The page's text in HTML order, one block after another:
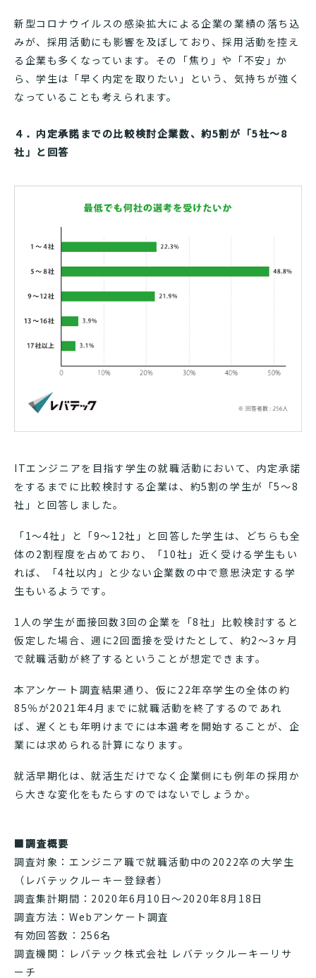
新型コロナウイルスの感染拡大による企業の業績の落ち込
みが、採用活動にも影響を及ぼしており、採用活動を控え
る企業も多くなっています。その「焦り」や「不安」か
ら、学生は「早く内定を取りたい」という、気持ちが強く
なっていることも考えられます。
４．内定承諾までの比較検討企業数、約5割が「5社〜8
社」と回答
ITエンジニアを目指す学生の就職活動において、内定承諾
をするまでに比較検討する企業は、約5割の学生が「5～8
社」と回答しました。
「1～4社」と「9～12社」と回答した学生は、どちらも全
体の2割程度を占めており、「10社」近く受ける学生もい
れば、「4社以内」と少ない企業数の中で意思決定する学
生もいるようです。
1人の学生が面接回数3回の企業を「8社」比較検討すると
仮定した場合、週に2回面接を受けたとして、約2～3ヶ月
で就職活動が終了するということが想定できます。
本アンケート調査結果通り、仮に22年卒学生の全体の約
85％が2021年4月までに就職活動を終了するのであれ
ば、遅くとも年明けまでには本選考を開始することが、企
業には求められる計算になります。
就活早期化は、就活生だけでなく企業側にも例年の採用か
ら大きな変化をもたらすのではないでしょうか。
■調査概要
調査対象：エンジニア職で就職活動中の2022卒の大学生
（レバテックルーキー登録者）
調査集計期間：2020年6月10日〜2020年8月18日
調査方法：Webアンケート調査
有効回答数：256名
調査機関：レバテック株式会社 レバテックルーキーリサ
ーチ